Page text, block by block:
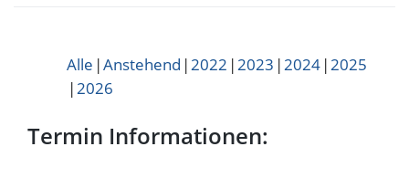
Alle Anstehend 2022 2023 2024 2025
2026
Termin Informationen: